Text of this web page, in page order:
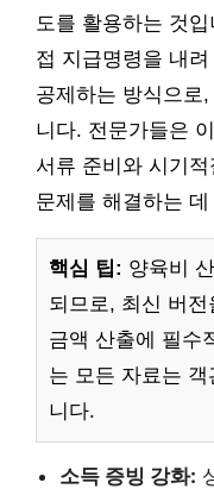
도를 활용하는 것
접 지급명령을 내
공제하는 방식으로
니다. 전문가들은
서류 준비와 시기
문제를 해결하는
핵심 팁: 양육비
되므로, 최신 버
금액 산출에 필수
는 모든 자료는
니다.
소득 증빙 강화: